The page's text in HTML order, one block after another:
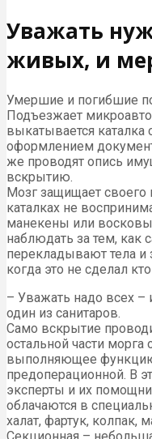
Уважать
живых, и
Умершие и погибшие
Подъезжает
выкатывается
оформлением
же проводят опись
вскрытию.
Мозг защищает своего
каталках не
манекены или
наблюдать за тем, как
перекладывают тела
когда это не сделал
– Уважать надо всех
один из санитаров.
Само вскрытие
остальной части
выполняющее функцию
предоперационной. В
эксперты и их
облачаются в
халат, фартук, колпак,
Секционная –